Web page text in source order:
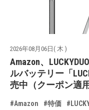
2026年08月06日( 木 )
Amazon、
ルバッテリー「
売中（クーポン適用
#Amazon #特価